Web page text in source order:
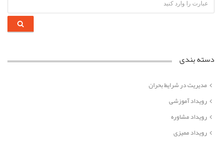
دسته بندی
مدیریت در شرایط بحران
رویداد آموزشی
رویداد مشاوره
رویداد ممیزی